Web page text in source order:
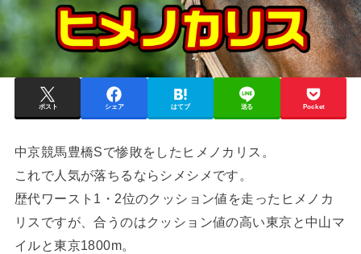
ポスト シェア はてブ 送る Pocket
中京競馬豊橋Sで惨敗をしたヒメノカリス。
これで人気が落ちるならシメシメです。
歴代ワースト1・2位のクッション値を走ったヒメノカ
リスですが、合うのはクッション値の高い東京と中山マ
イルと東京1800m。